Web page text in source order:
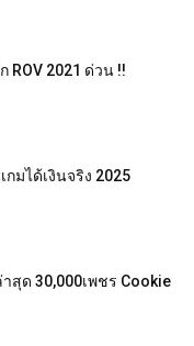
ROV 2021 ด่วน !!
กมได้เงินจริง 2025
สุด 30,000เพชร Cookie